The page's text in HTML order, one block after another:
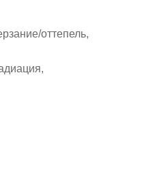
оттепель,